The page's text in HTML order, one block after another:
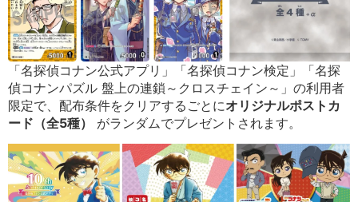
「名探偵コナン公式アプリ」「名探偵コナン検定」「名探
偵コナンパズル 盤上の連鎖～クロスチェイン～」の利用者
限定で、配布条件をクリアするごとにオリジナルポストカ
ード（全5種）
がランダムでプレゼントされます。